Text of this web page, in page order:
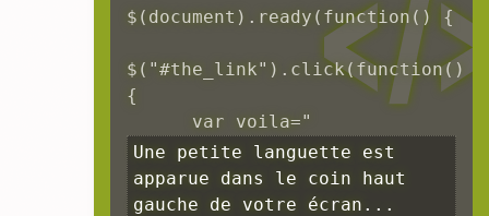
$(document).ready(function() {
$("#the_link").click(function()
{
      var voila="
Une petite languette est
apparue dans le coin haut
gauche de votre écran...